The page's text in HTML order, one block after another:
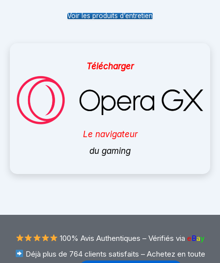
Voir les produits d’entretien
Télécharger
Le navigateur
du gaming
100% Avis Authentiques – Vérifiés via eBay
Déjà plus de 764 clients satisfaits – Achetez en toute